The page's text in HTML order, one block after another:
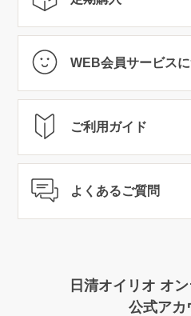
WEB会員サービス
ご利用ガイド
よくあるご質問
日清オイリオ オ
公式アカ